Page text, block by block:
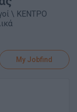
\ ΚΕΝΤΡΟ
My Jobfind